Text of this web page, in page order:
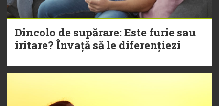
Dincolo de supărare: Este furie sau
iritare? Învață să le diferențiezi